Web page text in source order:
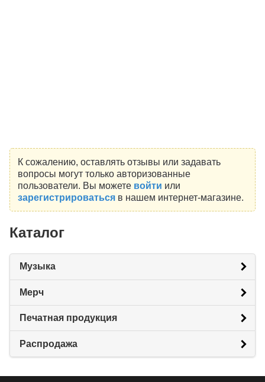
К сожалению, оставлять отзывы или задавать
вопросы могут только авторизованные
пользователи. Вы можете войти или
зарегистрироватьсяв нашем интернет-магазине.
Каталог
Музыка
Мерч
Печатная продукция
Распродажа